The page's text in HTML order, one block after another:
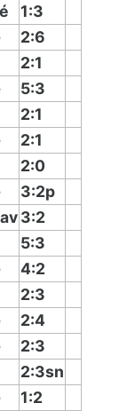
1:3
2:6
2:1
5:3
2:1
2:1
2:0
3:2p
3:2
5:3
4:2
2:3
2:4
2:3
2:3sn
1:2